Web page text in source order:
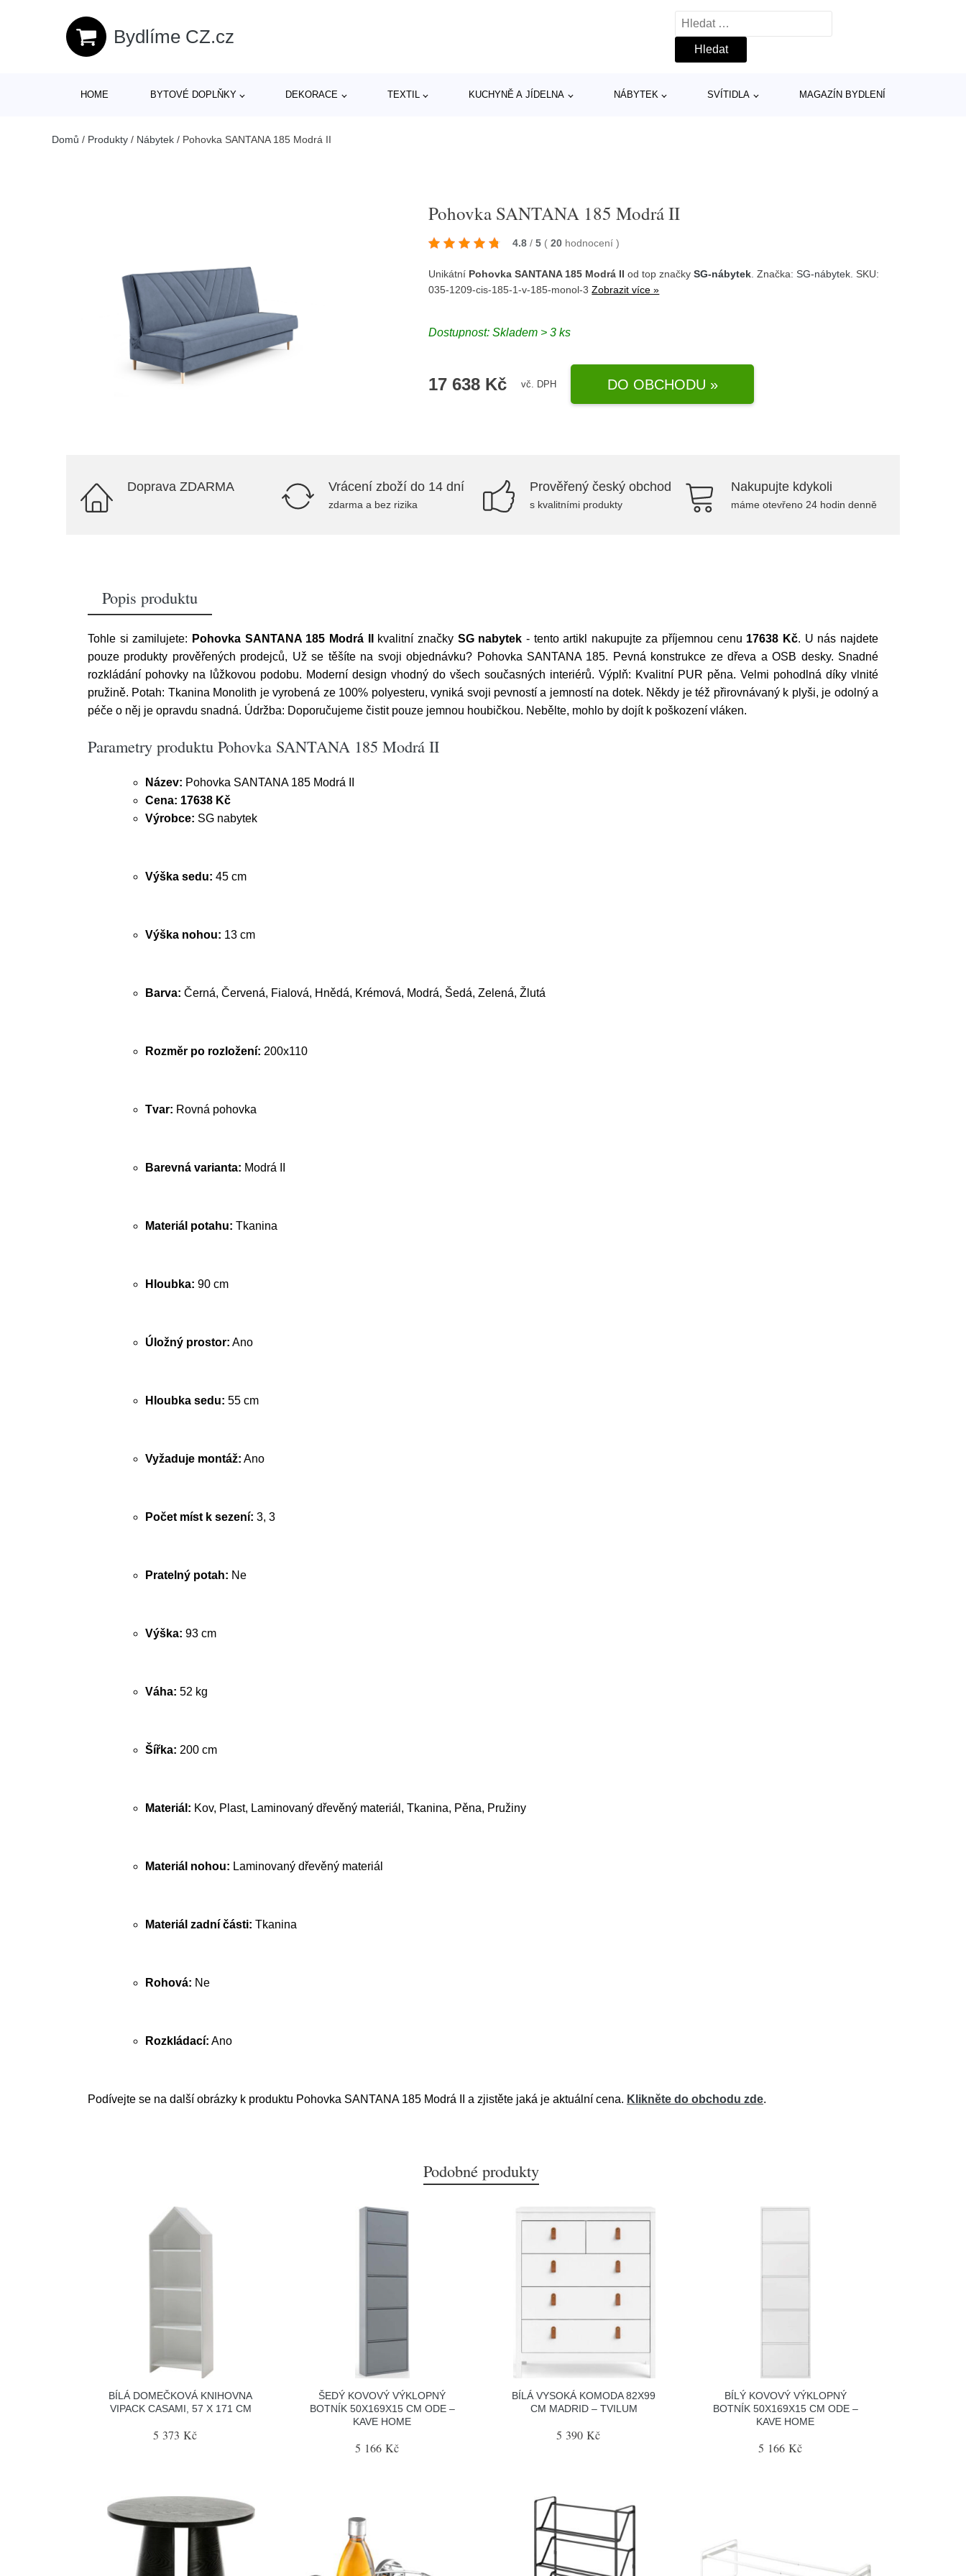
Bydlíme CZ.cz
Vyhledávání
HOME BYTOVÉ DOPLŇKY DEKORACE TEXTIL KUCHYNĚ A JÍDELNA NÁBYTEK SVÍTIDLA MAGAZÍN BYDLENÍ
Domů / Produkty / Nábytek / Pohovka SANTANA 185 Modrá II
Pohovka SANTANA 185 Modrá II
4.8 / 5 ( 20 hodnocení)
Unikátní Pohovka SANTANA 185 Modrá II od top značkySG-nábytek . Značka:SG-nábytek . SKU:
035-1209-cis-185-1-v-185-monol-3Zobrazit více »
Dostupnost:Skladem > 3 ks
17 638 Kč vč. DPH DO OBCHODU »
Doprava ZDARMA Vrácení zboží do 14 dní
zdarma a bez rizika
Prověřený český obchod
s kvalitními produkty
Nakupujte kdykoli
máme otevřeno 24 hodin denně
Popis produktu
Tohle si zamilujete: Pohovka SANTANA 185 Modrá II kvalitní značky SG nabytek - tento artikl nakupujte za příjemnou cenu 17638 Kč. U nás najdete
pouze produkty prověřených prodejců, Už se těšíte na svoji objednávku? Pohovka SANTANA 185. Pevná konstrukce ze dřeva a OSB desky. Snadné
rozkládání pohovky na lůžkovou podobu. Moderní design vhodný do všech současných interiérů. Výplň: Kvalitní PUR pěna. Velmi pohodlná díky vlnité
pružině. Potah: Tkanina Monolith je vyrobená ze 100% polyesteru, vyniká svoji pevností a jemností na dotek. Někdy je též přirovnávaný k plyši, je odolný a
péče o něj je opravdu snadná. Údržba: Doporučujeme čistit pouze jemnou houbičkou. Nebělte, mohlo by dojít k poškození vláken.
Parametry produktu Pohovka SANTANA 185 Modrá II
Název: Pohovka SANTANA 185 Modrá II
Cena: 17638 Kč
Výrobce: SG nabytek
Výška sedu: 45 cm
Výška nohou: 13 cm
Barva: Černá, Červená, Fialová, Hnědá, Krémová, Modrá, Šedá, Zelená, Žlutá
Rozměr po rozložení: 200x110
Tvar: Rovná pohovka
Barevná varianta: Modrá II
Materiál potahu: Tkanina
Hloubka: 90 cm
Úložný prostor: Ano
Hloubka sedu: 55 cm
Vyžaduje montáž: Ano
Počet míst k sezení: 3, 3
Pratelný potah: Ne
Výška: 93 cm
Váha: 52 kg
Šířka: 200 cm
Materiál: Kov, Plast, Laminovaný dřevěný materiál, Tkanina, Pěna, Pružiny
Materiál nohou: Laminovaný dřevěný materiál
Materiál zadní části: Tkanina
Rohová: Ne
Rozkládací: Ano
Podívejte se na další obrázky k produktu Pohovka SANTANA 185 Modrá II a zjistěte jaká je aktuální cena. Klikněte do obchodu zde.
Podobné produkty
BÍLÁ DOMEČKOVÁ KNIHOVNA
VIPACK CASAMI, 57 X 171 CM
5 373 Kč
ŠEDÝ KOVOVÝ VÝKLOPNÝ
BOTNÍK 50X169X15 CM ODE –
KAVE HOME
5 166 Kč
BÍLÁ VYSOKÁ KOMODA 82X99
CM MADRID – TVILUM
5 390 Kč
BÍLÝ KOVOVÝ VÝKLOPNÝ
BOTNÍK 50X169X15 CM ODE –
KAVE HOME
5 166 Kč